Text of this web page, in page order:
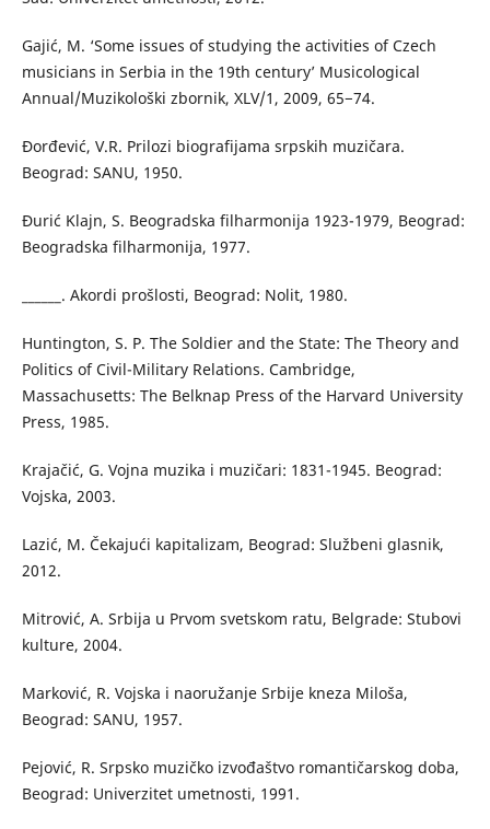
Gajić, M. ‘Some issues of studying the activities of Czech
musicians in Serbia in the 19th century’ Musicological
Annual/Muzikološki zbornik, XLV/1, 2009, 65−74.
Đorđević, V.R. Prilozi biografijama srpskih muzičara.
Beograd: SANU, 1950.
Đurić Klajn, S. Beogradska filharmonija 1923-1979, Beograd:
Beogradska filharmonija, 1977.
______. Akordi prošlosti, Beograd: Nolit, 1980.
Huntington, S. P. The Soldier and the State: The Theory and
Politics of Civil-Military Relations. Cambridge,
Massachusetts: The Belknap Press of the Harvard University
Press, 1985.
Krajačić, G. Vojna muzika i muzičari: 1831-1945. Beograd:
Vojska, 2003.
Lazić, M. Čekajući kapitalizam, Beograd: Službeni glasnik,
2012.
Mitrović, A. Srbija u Prvom svetskom ratu, Belgrade: Stubovi
kulture, 2004.
Marković, R. Vojska i naoružanje Srbije kneza Miloša,
Beograd: SANU, 1957.
Pejović, R. Srpsko muzičko izvođaštvo romantičarskog doba,
Beograd: Univerzitet umetnosti, 1991.